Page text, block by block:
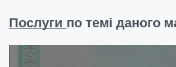
Послуги по темі даного